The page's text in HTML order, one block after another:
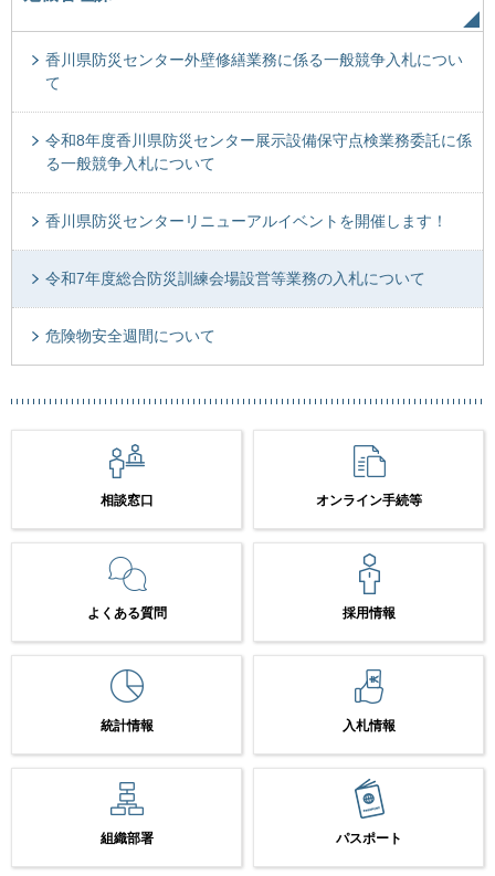
香川県防災センター外壁修繕業務に係る一般競争入札につい
て
令和8年度香川県防災センター展示設備保守点検業務委託に係
る一般競争入札について
香川県防災センターリニューアルイベントを開催します！
令和7年度総合防災訓練会場設営等業務の入札について
危険物安全週間について
相談窓口 オンライン手続等
よくある質問 採用情報
統計情報 入札情報
組織部署 パスポート